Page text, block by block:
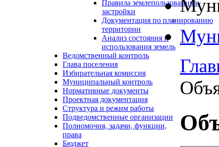
Правила землепользования и
застройки
Документация по планированию
территории
Анализ состояния и
использования земель
Ведомственный контроль
Глава поселения
Избирательная комиссия
Муниципальный контроль
Нормативные документы
Проектная документация
Структура и режим работы
Подведомственные организации
Полномочия, задачи, функции,
права
Бюджет